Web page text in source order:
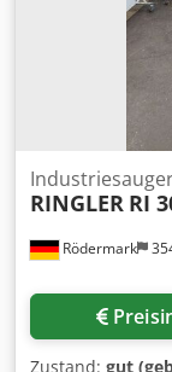
Rödermark
RINGLER RI
Zustand: gut